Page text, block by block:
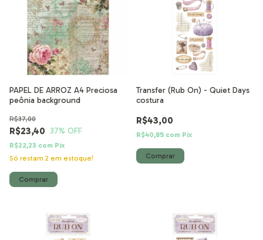
PAPEL DE ARROZ A4 Preciosa
peônia background
R$23,40
R$37,00
37% OFF
R$22,23 com Pix
Só restam 2 em estoque!
Transfer (Rub On) - Quiet Days
costura
R$43,00
R$40,85 com Pix